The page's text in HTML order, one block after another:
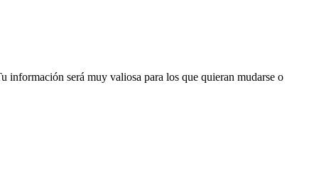
información será muy valiosa para los que quieran mudarse o